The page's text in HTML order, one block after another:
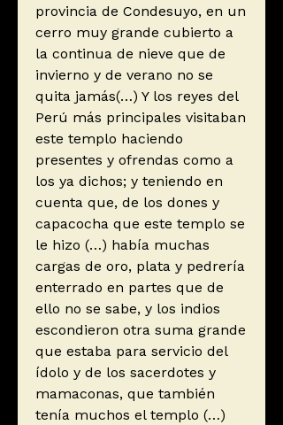
provincia de Condesuyo, en un
cerro muy grande cubierto a
la continua de nieve que de
invierno y de verano no se
quita jamás(…) Y los reyes del
Perú más principales visitaban
este templo haciendo
presentes y ofrendas como a
los ya dichos; y teniendo en
cuenta que, de los dones y
capacocha que este templo se
le hizo (…) había muchas
cargas de oro, plata y pedrería
enterrado en partes que de
ello no se sabe, y los indios
escondieron otra suma grande
que estaba para servicio del
ídolo y de los sacerdotes y
mamaconas, que también
tenía muchos el templo (…)